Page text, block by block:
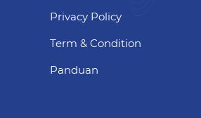
Privacy Policy
Term & Condition
Panduan